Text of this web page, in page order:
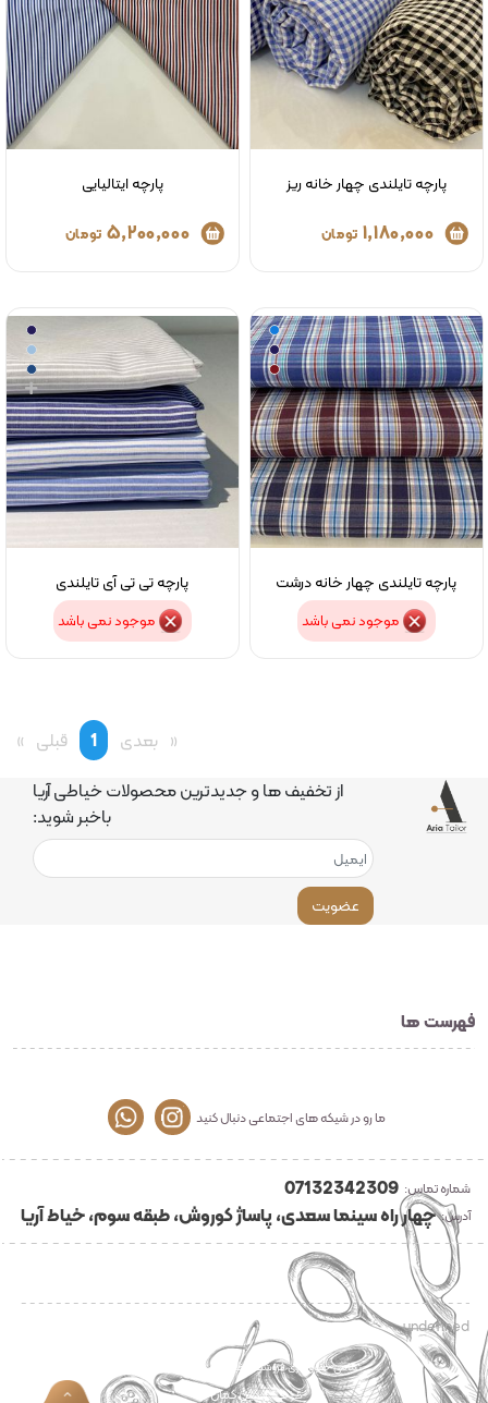
پارچه تایلندی چهار خانه ریز
1,180,000 تومان
پارچه ایتالیایی
5,200,000 تومان
پارچه تایلندی چهار خانه درشت
موجود نمی باشد
پارچه تی تی آی تایلندی
موجود نمی باشد
قبلی page
You're
page
1
page
از تخفیف ها و جدیدترین محصولات خیاطی آریا
باخبر شوید:
عضویت
فهرست ها
ما رو در شیکه های اجتماعی دنبال کنید
شماره تماس: 07132342309
آدرس: چهار راه سینما سعدی، پاساژ کوروش، طبقه سوم، خیاط آریا
undefined
تمامی حقوق برای فروشگاه خیاطی آریا محفوظ می باشد
طراحی :رنگین کمان